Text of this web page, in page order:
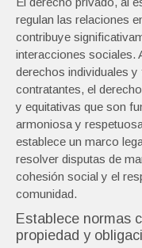
regulan las relaciones
contribuye
interacciones sociales.
derechos individuales y
contratantes, el
y equitativas que son
armoniosa y
establece un marco
resolver disputas de
cohesión social y el
comunidad.
Establece normas
propiedad y